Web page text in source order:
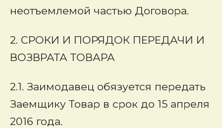
неотъемлемой частью Договора.
2. СРОКИ И ПОРЯДОК ПЕРЕДАЧИ И
ВОЗВРАТА ТОВАРА
2.1. Заимодавец обязуется передать
Заемщику Товар в срок до 15 апреля
2016 года.